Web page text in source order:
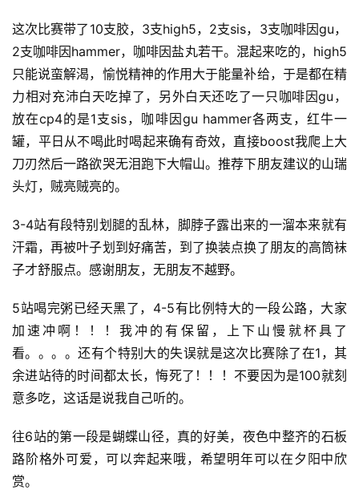
比
赛
观
察
装
备
这次比赛带了10支胶，3支high5，2支sis，3支咖啡因gu，
2支咖啡因hammer，咖啡因盐丸若干。混起来吃的，high5
只能说蛮解渴，愉悦精神的作用大于能量补给，于是都在精
力相对充沛白天吃掉了，另外白天还吃了一只咖啡因gu，
放在cp4的是1支sis，咖啡因gu hammer各两支，红牛一
罐，平日从不喝此时喝起来确有奇效，直接boost我爬上大
刀刃然后一路欲哭无泪跑下大帽山。推荐下朋友建议的山瑞
头灯，贼亮贼亮的。
3-4站有段特别划腿的乱林，脚脖子露出来的一溜本来就有
汗霜，再被叶子划到好痛苦，到了换装点换了朋友的高筒袜
子才舒服点。感谢朋友，无朋友不越野。
5站喝完粥已经天黑了，4-5有比例特大的一段公路，大家
加速冲啊！！！我冲的有保留，上下山慢就杯具了
看。。。。还有个特别大的失误就是这次比赛除了在1，其
余进站待的时间都太长，悔死了！！！不要因为是100就刻
意多吃，这话是说我自己听的。
往6站的第一段是蝴蝶山径，真的好美，夜色中整齐的石板
路阶格外可爱，可以奔起来哦，希望明年可以在夕阳中欣
赏。